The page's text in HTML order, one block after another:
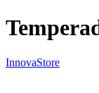
InnovaStore